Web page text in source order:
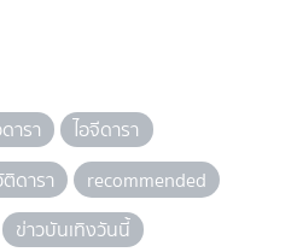
ารา
ไอจีดารา
ติดารา
recommended
ข่าวบันเทิงวันนี้